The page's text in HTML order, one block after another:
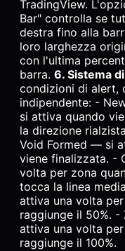
TradingView.
Bar" controlla se
destra fino alla
loro larghezza
con l'ultima
barra. 6. Sistema
condizioni di alert,
indipendente: -
si attiva quando
la direzione
Void Formed — si
viene finalizzata. -
volta per zona
tocca la linea
attiva una volta
raggiunge il 50%. -
attiva una volta
raggiunge il 100%.